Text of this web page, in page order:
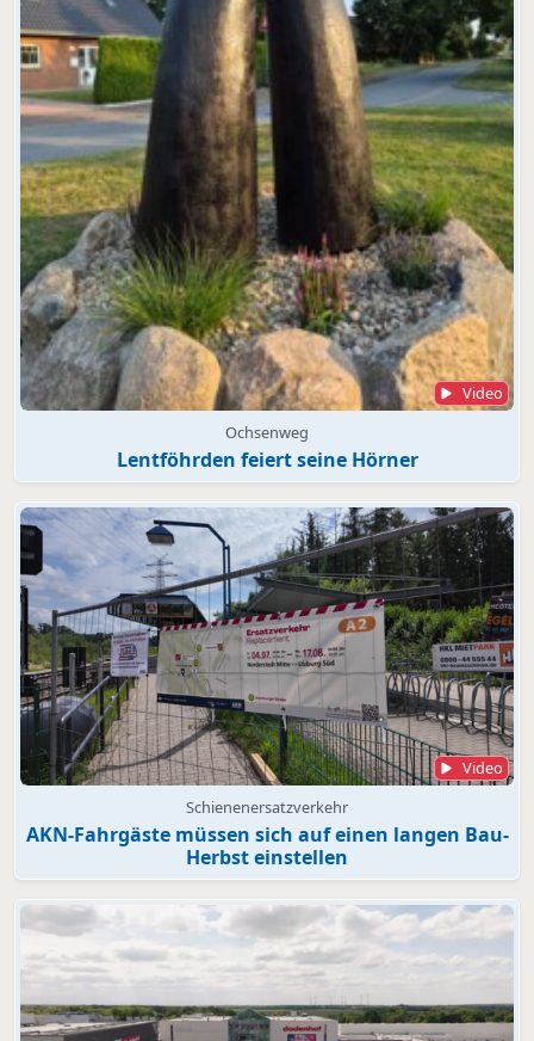
Video
Ochsenweg
Lentföhrden feiert seine Hörner
Video
Schienenersatzverkehr
AKN-Fahrgäste müssen sich auf einen langen Bau-
Herbst einstellen